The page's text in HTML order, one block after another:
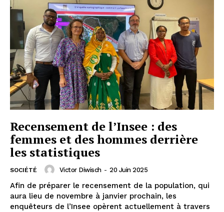
Recensement de l’Insee : des
femmes et des hommes derrière
les statistiques
SOCIÉTÉ Victor Diwisch - 20 Juin 2025
Afin de préparer le recensement de la population, qui
aura lieu de novembre à janvier prochain, les
enquêteurs de l’Insee opèrent actuellement à travers